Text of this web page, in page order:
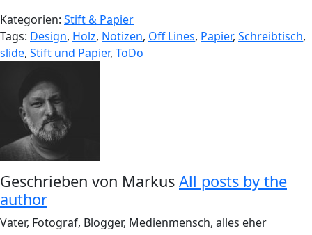
Kategorien: Stift & Papier
Tags: Design, Holz, Notizen, Off Lines, Papier, Schreibtisch,
slide, Stift und Papier, ToDo
Geschrieben von Markus All posts by the
author
Vater, Fotograf, Blogger, Medienmensch, alles eher